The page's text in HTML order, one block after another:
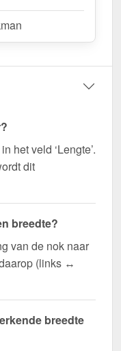
het veld ‘Lengte’.
dit
breedte?
van de nok naar
(links ↔
breedte